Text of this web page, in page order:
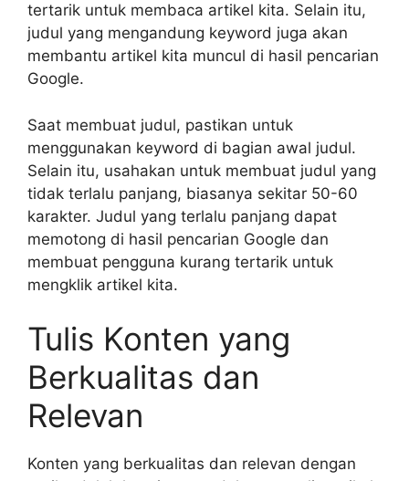
tertarik untuk membaca artikel kita. Selain itu,
judul yang mengandung keyword juga akan
membantu artikel kita muncul di hasil pencarian
Google.
Saat membuat judul, pastikan untuk
menggunakan keyword di bagian awal judul.
Selain itu, usahakan untuk membuat judul yang
tidak terlalu panjang, biasanya sekitar 50-60
karakter. Judul yang terlalu panjang dapat
memotong di hasil pencarian Google dan
membuat pengguna kurang tertarik untuk
mengklik artikel kita.
Tulis Konten yang
Berkualitas dan
Relevan
Konten yang berkualitas dan relevan dengan